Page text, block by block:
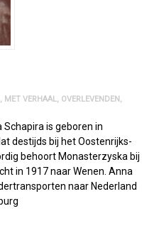
, MET VERHAAL, OVERLEVENDEN,
is geboren in
destijds bij het Oostenrijks-
behoort Monasterzyska bij
in 1917 naar Wenen. Anna
naar Nederland